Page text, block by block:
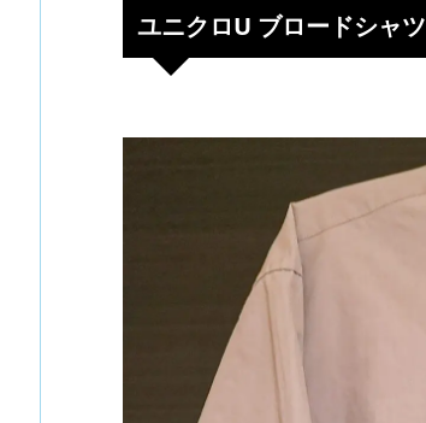
ユニクロU ブロードシャツ